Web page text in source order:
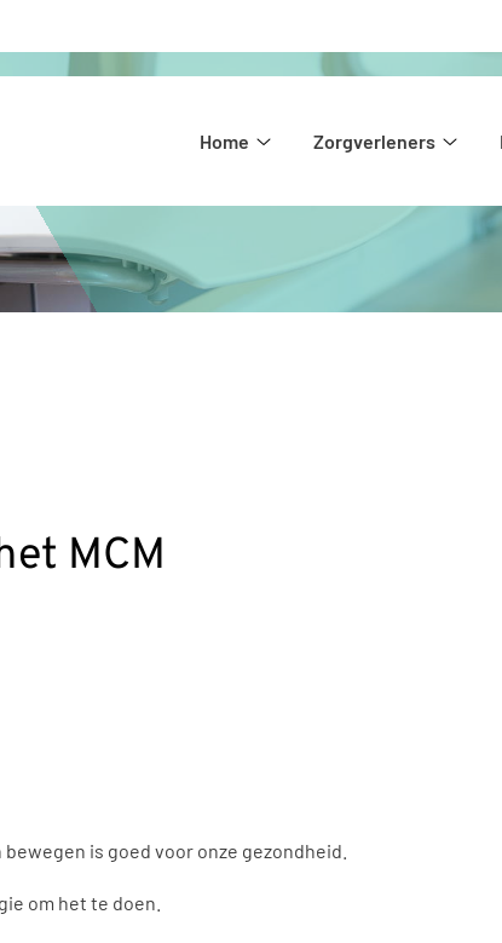
Home
Zorgverleners
MCM
is goed voor onze gezondheid.
om het te doen.